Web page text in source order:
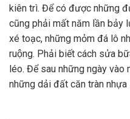
kiên trì. Để có được những
cũng phải mất năm lần bảy
xé toạc, những mỏm đá lô
ruộng. Phải biết cách sửa
léo. Để sau những ngày vào
những dải đất căn tràn nhựa